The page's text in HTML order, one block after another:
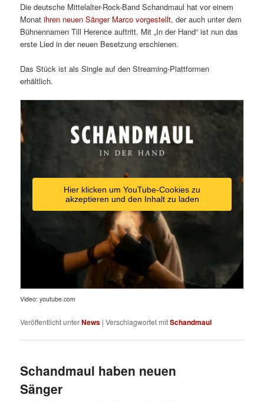
Die deutsche Mittelalter-Rock-Band Schandmaul hat vor einem
Monatihren neuen Sänger Marco vorgestellt, der auch unter dem
Bühnennamen Till Herence auftritt. Mit „In der Hand“ ist nun das
erste Lied in der neuen Besetzung erschienen.
Das Stück ist als Single auf den Streaming-Plattformen
erhältlich.
Hier klicken um YouTube-Cookies zu
akzeptieren und den Inhalt zu laden
Video: youtube.com
Veröffentlicht unterNews |Verschlagwortet mitSchandmaul
Schandmaul haben neuen
Sänger